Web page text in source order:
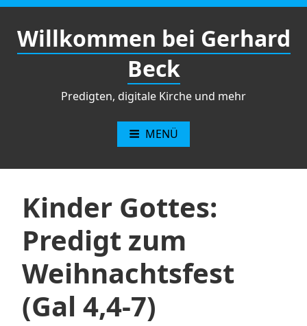
Zum
springen
Willkommen bei Gerhard
Beck
Predigten, digitale Kirche und mehr
MENÜ
Kinder Gottes:
Predigt zum
Weihnachtsfest
(Gal 4,4-7)